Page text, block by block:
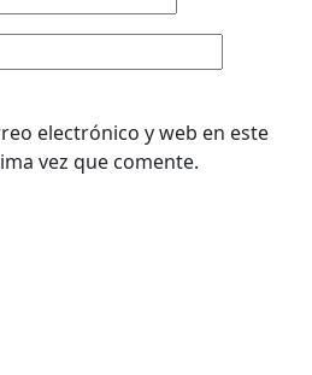
electrónico y web en este
vez que comente.